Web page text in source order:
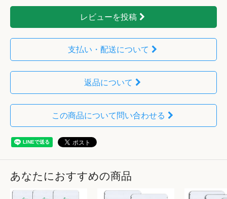
レビューを投稿
支払い・配送について
返品について
この商品について問い合わせる
あなたにおすすめの商品